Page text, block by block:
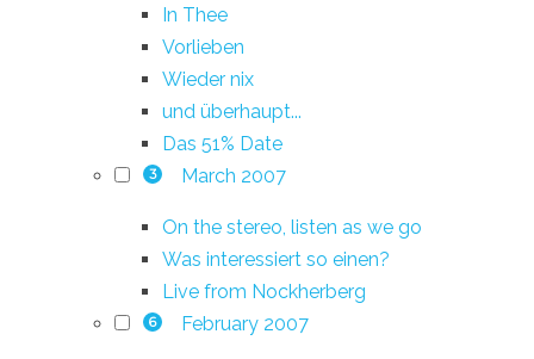
In Thee
Vorlieben
Wieder nix
und überhaupt...
Das 51% Date
3 March 2007
On the stereo, listen as we go
Was interessiert so einen?
Live from Nockherberg
6 February 2007